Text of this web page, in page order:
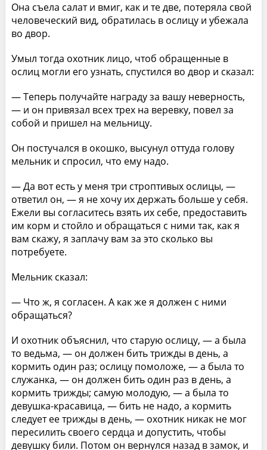
Она съела салат и вмиг, как и те две, потеряла свой
человеческий вид, обратилась в ослицу и убежала
во двор.
Умыл тогда охотник лицо, чтоб обращенные в
ослиц могли его узнать, спустился во двор и сказал:
— Теперь получайте награду за вашу неверность,
— и он привязал всех трех на веревку, повел за
собой и пришел на мельницу.
Он постучался в окошко, высунул оттуда голову
мельник и спросил, что ему надо.
— Да вот есть у меня три строптивых ослицы, —
ответил он, — я не хочу их держать больше у себя.
Ежели вы согласитесь взять их себе, предоставить
им корм и стойло и обращаться с ними так, как я
вам скажу, я заплачу вам за это сколько вы
потребуете.
Мельник сказал:
— Что ж, я согласен. А как же я должен с ними
обращаться?
И охотник объяснил, что старую ослицу, — а была
то ведьма, — он должен бить трижды в день, а
кормить один раз; ослицу помоложе, — а была то
служанка, — он должен бить один раз в день, а
кормить трижды; самую молодую, — а была то
девушка-красавица, — бить не надо, а кормить
следует ее трижды в день, — охотник никак не мог
пересилить своего сердца и допустить, чтобы
девушку били. Потом он вернулся назад в замок, и